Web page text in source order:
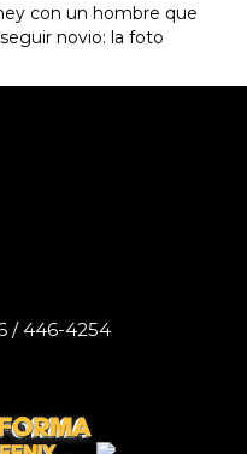
con un hombre que
novio: la foto
/ 446-4254